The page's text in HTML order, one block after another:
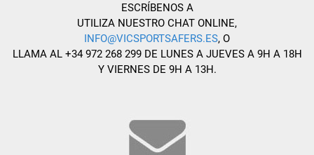
ESCRÍBENOS A
UTILIZA NUESTRO CHAT ONLINE,
INFO@VICSPORTSAFERS.ES, O
LLAMA AL +34 972 268 299 DE LUNES A JUEVES A 9H A 18H
Y VIERNES DE 9H A 13H.